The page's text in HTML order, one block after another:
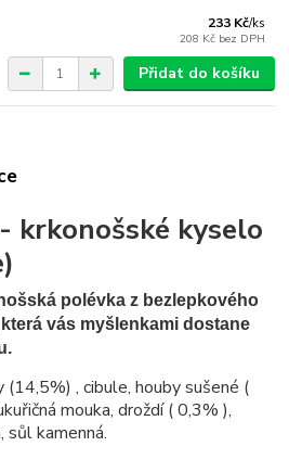
233 Kč/ks
208 Kč bez DPH
Přidat do košíku
krkonošské kyselo
polévka z bezlepkového
vás myšlenkami dostane
(14,5%) , cibule, houby sušené (
mouka, droždí ( 0,3% ),
sůl kamenná.